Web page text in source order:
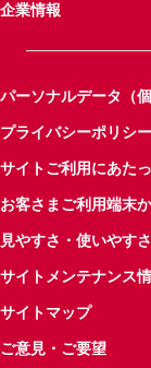
企業情報
パーソナルデータ（
プライバシーポリシー
サイトご利用にあた
お客さまご利用端末
見やすさ・使いやす
サイトメンテナンス
サイトマップ
ご意見・ご要望